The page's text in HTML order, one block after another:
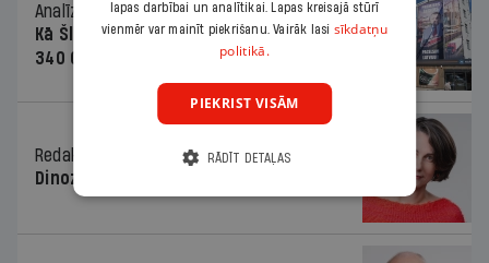
Analīze
06.08.2026.
Kā Šlesera partija palika nesodīta par
340 000 vērtu reklāmas kampaņu
Redaktores sleja
06.08.2026.
Dinozaura triks
lapas darbībai un analītikai. Lapas kreisajā stūrī
vienmēr var mainīt piekrišanu. Vairāk lasi sīkdatņu
politikā.
PIEKRIST VISĀM
RĀDĪT DETAĻAS